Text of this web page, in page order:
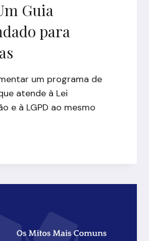
Guia
para
um programa de
atende à Lei
e à LGPD ao mesmo